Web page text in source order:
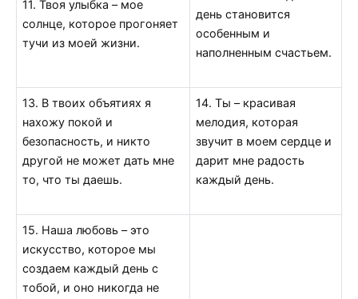
11. Твоя улыбка – мое
солнце, которое прогоняет
тучи из моей жизни.
день становится
особенным и
наполненным счастьем.
13. В твоих объятиях я
нахожу покой и
безопасность, и никто
другой не может дать мне
то, что ты даешь.
14. Ты – красивая
мелодия, которая
звучит в моем сердце и
дарит мне радость
каждый день.
15. Наша любовь – это
искусство, которое мы
создаем каждый день с
тобой, и оно никогда не